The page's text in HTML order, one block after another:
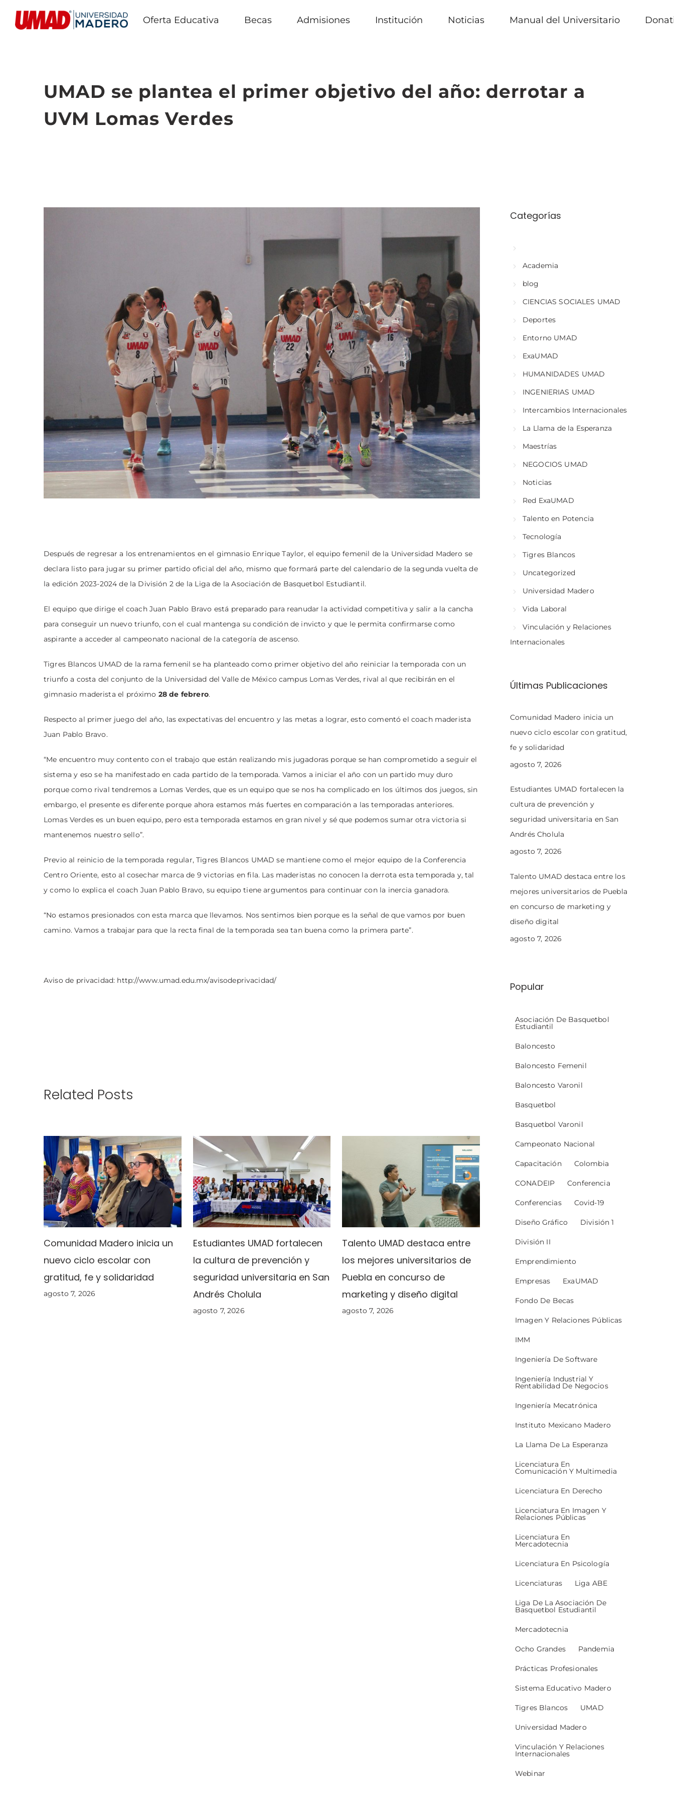
Oferta Educativa Becas Admisiones Institución Noticias Manual del Universitario
UMAD se plantea el primer objetivo del año: derrotar a
UVM Lomas Verdes
Después de regresar a los entrenamientos en el gimnasio Enrique Taylor, el equipo femenil de la Universidad Madero se
declara listo para jugar su primer partido oficial del año, mismo que formará parte del calendario de la segunda vuelta de
la edición 2023-2024 de la División 2 de la Liga de la Asociación de Basquetbol Estudiantil.
El equipo que dirige el coach Juan Pablo Bravo está preparado para reanudar la actividad competitiva y salir a la cancha
para conseguir un nuevo triunfo, con el cual mantenga su condición de invicto y que le permita confirmarse como
aspirante a acceder al campeonato nacional de la categoría de ascenso.
Tigres Blancos UMAD de la rama femenil se ha planteado como primer objetivo del año reiniciar la temporada con un
triunfo a costa del conjunto de la Universidad del Valle de México campus Lomas Verdes, rival al que recibirán en el
gimnasio maderista el próximo 28 de febrero.
Respecto al primer juego del año, las expectativas del encuentro y las metas a lograr, esto comentó el coach maderista
Juan Pablo Bravo.
“Me encuentro muy contento con el trabajo que están realizando mis jugadoras porque se han comprometido a seguir el
sistema y eso se ha manifestado en cada partido de la temporada. Vamos a iniciar el año con un partido muy duro
porque como rival tendremos a Lomas Verdes, que es un equipo que se nos ha complicado en los últimos dos juegos, sin
embargo, el presente es diferente porque ahora estamos más fuertes en comparación a las temporadas anteriores.
Lomas Verdes es un buen equipo, pero esta temporada estamos en gran nivel y sé que podemos sumar otra victoria si
mantenemos nuestro sello”.
Previo al reinicio de la temporada regular, Tigres Blancos UMAD se mantiene como el mejor equipo de la Conferencia
Centro Oriente, esto al cosechar marca de 9 victorias en fila. Las maderistas no conocen la derrota esta temporada y, tal
y como lo explica el coach Juan Pablo Bravo, su equipo tiene argumentos para continuar con la inercia ganadora.
“No estamos presionados con esta marca que llevamos. Nos sentimos bien porque es la señal de que vamos por buen
camino. Vamos a trabajar para que la recta final de la temporada sea tan buena como la primera parte”.
Aviso de privacidad: http://www.umad.edu.mx/avisodeprivacidad/
Related Posts
Comunidad Madero inicia un
nuevo ciclo escolar con
gratitud, fe y solidaridad
agosto 7, 2026
Estudiantes UMAD fortalecen
la cultura de prevención y
seguridad universitaria en San
Andrés Cholula
agosto 7, 2026
Talento UMAD destaca entre
los mejores universitarios de
Puebla en concurso de
marketing y diseño digital
agosto 7, 2026
Categorías
Academia
blog
CIENCIAS SOCIALES UMAD
Deportes
Entorno UMAD
ExaUMAD
HUMANIDADES UMAD
INGENIERIAS UMAD
Intercambios Internacionales
La Llama de la Esperanza
Maestrías
NEGOCIOS UMAD
Noticias
Red ExaUMAD
Talento en Potencia
Tecnología
Tigres Blancos
Uncategorized
Universidad Madero
Vida Laboral
Vinculación y Relaciones
Internacionales
Últimas Publicaciones
Comunidad Madero inicia un
nuevo ciclo escolar con gratitud,
fe y solidaridad
agosto 7, 2026
Estudiantes UMAD fortalecen la
cultura de prevención y
seguridad universitaria en San
Andrés Cholula
agosto 7, 2026
Talento UMAD destaca entre los
mejores universitarios de Puebla
en concurso de marketing y
diseño digital
agosto 7, 2026
Popular
Asociación De Basquetbol
Estudiantil
Baloncesto
Baloncesto Femenil
Baloncesto Varonil
Basquetbol
Basquetbol Varonil
Campeonato Nacional
Capacitación Colombia
CONADEIP Conferencia
Conferencias Covid-19
Diseño Gráfico División 1
División II
Emprendimiento
Empresas ExaUMAD
Fondo De Becas
Imagen Y Relaciones Públicas
IMM
Ingeniería De Software
Ingeniería Industrial Y
Rentabilidad De Negocios
Ingeniería Mecatrónica
Instituto Mexicano Madero
La Llama De La Esperanza
Licenciatura En
Comunicación Y Multimedia
Licenciatura En Derecho
Licenciatura En Imagen Y
Relaciones Públicas
Licenciatura En
Mercadotecnia
Licenciatura En Psicología
Licenciaturas Liga ABE
Liga De La Asociación De
Basquetbol Estudiantil
Mercadotecnia
Ocho Grandes Pandemia
Prácticas Profesionales
Sistema Educativo Madero
Tigres Blancos UMAD
Universidad Madero
Vinculación Y Relaciones
Internacionales
Webinar